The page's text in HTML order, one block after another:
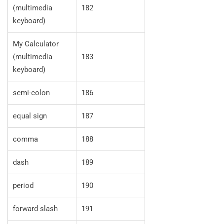
(multimedia
keyboard)
182
My Calculator
(multimedia
keyboard)
183
semi-colon 186
equal sign 187
comma 188
dash 189
period 190
forward slash 191